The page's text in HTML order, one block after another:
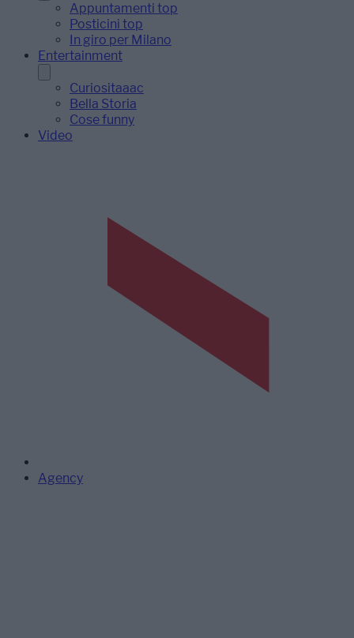
Appuntamenti top
Posticini top
In giro per Milano
Entertainment
Curiositaaac
Bella Storia
Cose funny
Video
Agency